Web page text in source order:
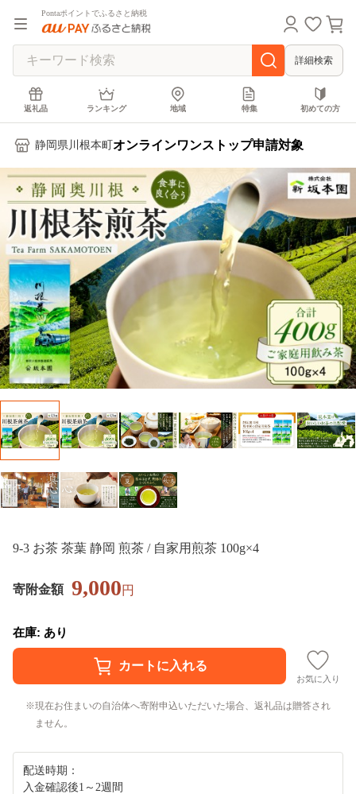
Pontaポイントでふるさと納税
詳細検索
返礼品 ランキング 地域 特集 初めての方
静岡県川根本町 オンラインワンストップ申請対象
9-3 お茶 茶葉 静岡 煎茶 / 自家用煎茶 100g×4
寄附金額 9,000円
在庫: あり
お気に入り
現在お住まいの自治体へ寄附申込いただいた場合、返礼品は贈答され
ません。
配送時期：
入金確認後1～2週間